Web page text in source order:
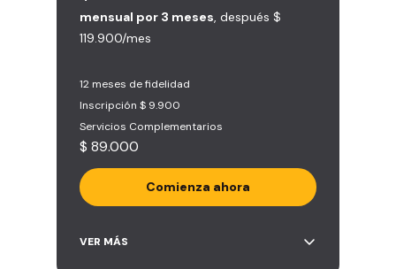
mensual por 3 meses , después $
119.900/mes
12 meses de fidelidad
Inscripción $ 9.900
Servicios Complementarios
$ 89.000
Comienza ahora
Acceso ilimitado a más de 2.000
VER MÁS